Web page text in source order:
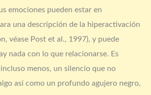
emociones pueden estar en
una descripción de la hiperactivación
véase Post et al., 1997), y puede
nada con lo que relacionarse. Es
menos, un silencio que no
así como un profundo agujero negro,